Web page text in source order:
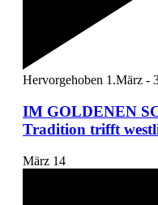
Hervorgehoben 1.März -
IM GOLDENEN
Tradition trifft
März 14